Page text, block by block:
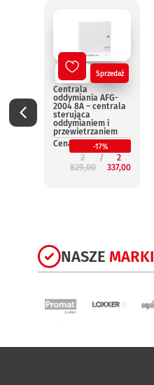
Nowy Sprzedaż
Centrala
oddymiania AFG-
2004 8A – centrala
sterująca
oddymianiem i
przewietrzaniem
Cena:
-17%
2
829,00
2
337,00
NASZE MARKI